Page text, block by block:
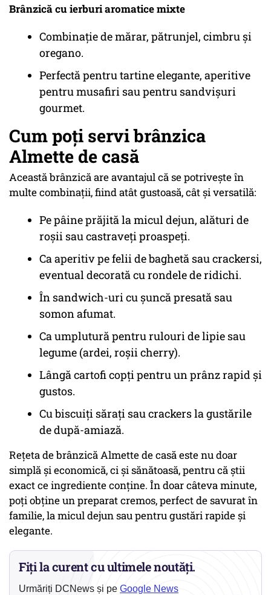
Brânzică cu ierburi aromatice mixte
Combinație de mărar, pătrunjel, cimbru și
oregano.
Perfectă pentru tartine elegante, aperitive
pentru musafiri sau pentru sandvișuri
gourmet.
Cum poți servi brânzica
Almette de casă
Această brânzică are avantajul că se potrivește în
multe combinații, fiind atât gustoasă, cât și versatilă:
Pe pâine prăjită la micul dejun, alături de
roșii sau castraveți proaspeți.
Ca aperitiv pe felii de baghetă sau crackersi,
eventual decorată cu rondele de ridichi.
În sandwich-uri cu șuncă presată sau
somon afumat.
Ca umplutură pentru rulouri de lipie sau
legume (ardei, roșii cherry).
Lângă cartofi copți pentru un prânz rapid și
gustos.
Cu biscuiți sărați sau crackers la gustările
de după-amiază.
Rețeta de brânzică Almette de casă este nu doar
simplă și economică, ci și sănătoasă, pentru că știi
exact ce ingrediente conține. În doar câteva minute,
poți obține un preparat cremos, perfect de savurat în
familie, la micul dejun sau pentru gustări rapide și
elegante.
Fiți la curent cu ultimele noutăți.
Urmăriți DCNews și pe Google News